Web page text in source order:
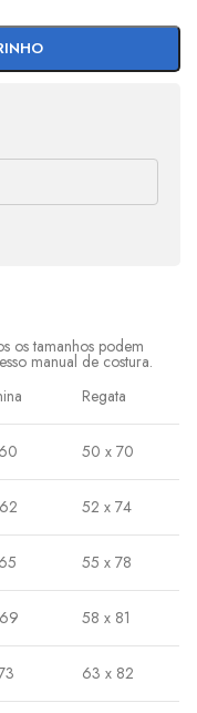
os tamanhos podem
manual de costura.
Regata
50 x 70
52 x 74
55 x 78
58 x 81
63 x 82